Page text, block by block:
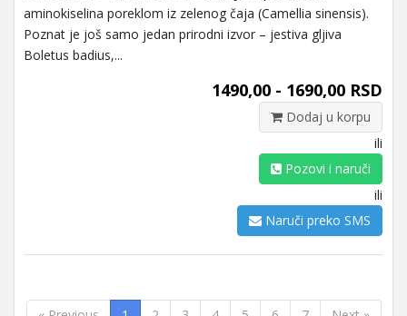
aminokiselina poreklom iz zelenog čaja (Camellia sinensis).
Poznat je još samo jedan prirodni izvor – jestiva gljiva
Boletus badius,...
1490,00 - 1690,00 RSD
Dodaj u korpu
ili
Pozovi i naruči
ili
Naruči preko SMS